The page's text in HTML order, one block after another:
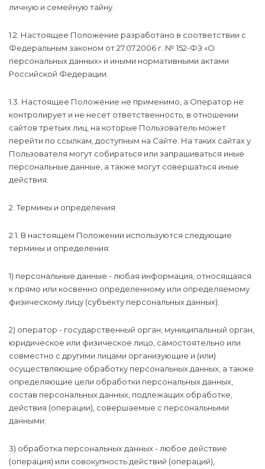
личную и семейную тайну.
1.2. Настоящее Положение разработано в соответствии с
Федеральным законом от 27.07.2006 г. № 152-ФЗ «О
персональных данных» и иными нормативными актами
Российской Федерации.
1.3. Настоящее Положение не применимо, а Оператор не
контролирует и не несет ответственность, в отношении
сайтов третьих лиц, на которые Пользователь может
перейти по ссылкам, доступным на Сайте. На таких сайтах у
Пользователя могут собираться или запрашиваться иные
персональные данные, а также могут совершаться иные
действия.
2. Термины и определения
2.1. В настоящем Положении используются следующие
термины и определения:
1) персональные данные - любая информация, относящаяся
к прямо или косвенно определенному или определяемому
физическому лицу (субъекту персональных данных);
2) оператор - государственный орган, муниципальный орган,
юридическое или физическое лицо, самостоятельно или
совместно с другими лицами организующие и (или)
осуществляющие обработку персональных данных, а также
определяющие цели обработки персональных данных,
состав персональных данных, подлежащих обработке,
действия (операции), совершаемые с персональными
данными;
3) обработка персональных данных - любое действие
(операция) или совокупность действий (операций),